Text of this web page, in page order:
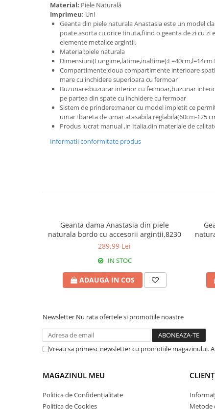
Material: Piele Naturală
Imprimeu: Uni
Geanta din piele naturala Anastasia este un model
poate asorta cu orice tinuta,fiind o geanta de zi cu zi
elemente metalice argintii.
Material:piele naturala
Dimensiuni(Lungime,latime,inaltime):L=40cm,l=14cm
Compartimente:doua compartimente interioare
mare cu inchidere superioara cu fermoar
Buzunare:buzunar interior cu fermoar,buzunar
pe partea din spate cu inchidere cu fermoar
Sistem de prindere:maner cu model impletit ce
umar+bareta de umar atasabila reglabila(60cm-125
Produs lucrat manual ,in Italia,din materiale de
Informatii conformitate produs
Geanta dama Anastasia din piele
naturala bordo cu accesorii argintii,8230
289,99 Lei
IN STOC
ADAUGA IN COS
Newsletter Nu rata ofertele si promotiile noastre
Vreau sa primesc newsletter cu promotiile magazinului.
MAGAZINUL MEU
Politica de Confidențialitate
Politica de Cookies
Metode